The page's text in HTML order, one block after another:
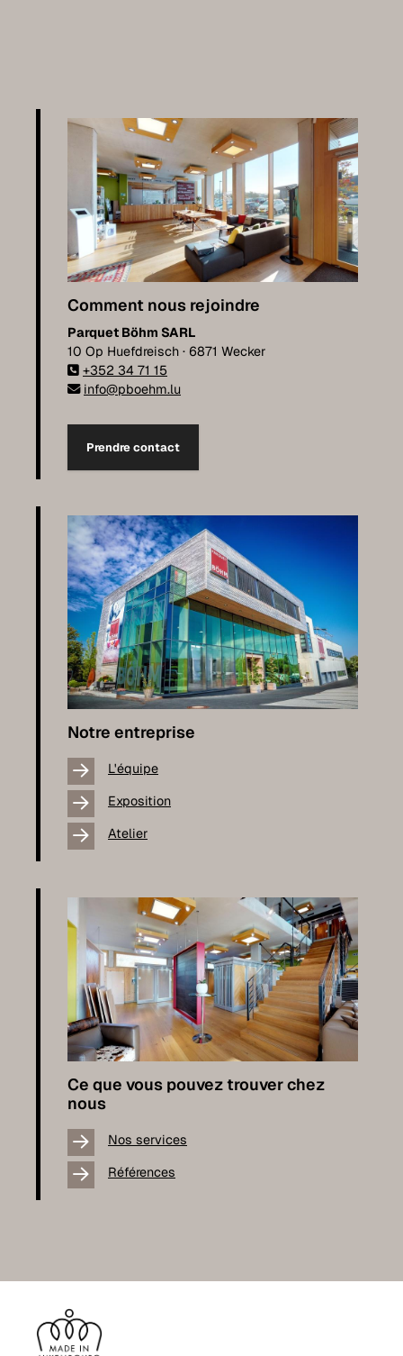
Comment nous rejoindre
Parquet Böhm SARL
10 Op Huefdreisch · 6871 Wecker
+352 34 71 15
info@pboehm.lu
Prendre contact
Notre entreprise
L'équipe
Exposition
Atelier
Ce que vous pouvez trouver chez
nous
Nos services
Références